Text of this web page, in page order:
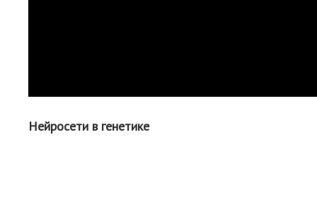
Нейросети в генетике